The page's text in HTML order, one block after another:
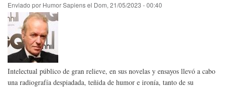
Enviado por Humor Sapiensel Dom, 21/05/2023 - 00:40
Intelectual público de gran relieve, en sus novelas y ensayos llevó a cabo
una radiografía despiadada, teñida de humor e ironía, tanto de su